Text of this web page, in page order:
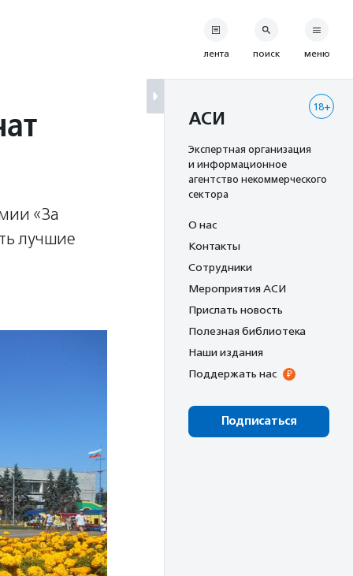
«За
лучшие
лента поиск меню
18+
АСИ
Экспертная организация
и информационное
агентство некоммерческого
сектора
О нас
Контакты
Сотрудники
Мероприятия АСИ
Прислать новость
Полезная библиотека
Наши издания
Поддержать нас
Подписаться